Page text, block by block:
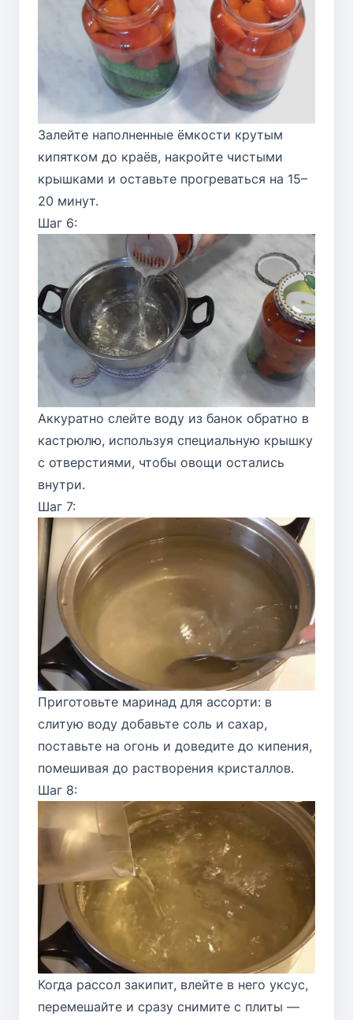
Залейте наполненные ёмкости крутым
кипятком до краёв, накройте чистыми
крышками и оставьте прогреваться на 15–
20 минут.
Шаг 6:
Аккуратно слейте воду из банок обратно в
кастрюлю, используя специальную крышку
с отверстиями, чтобы овощи остались
внутри.
Шаг 7:
Приготовьте маринад для ассорти: в
слитую воду добавьте соль и сахар,
поставьте на огонь и доведите до кипения,
помешивая до растворения кристаллов.
Шаг 8:
Когда рассол закипит, влейте в него уксус,
перемешайте и сразу снимите с плиты —